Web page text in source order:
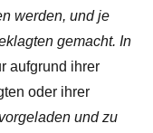
werden, und je
gemacht. In
aufgrund ihrer
oder ihrer
und zu